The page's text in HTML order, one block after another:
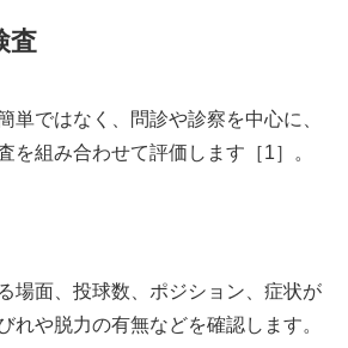
査
単ではなく、問診や診察を中心に、
を組み合わせて評価します［1］。
場面、投球数、ポジション、症状が
れや脱力の有無などを確認します。